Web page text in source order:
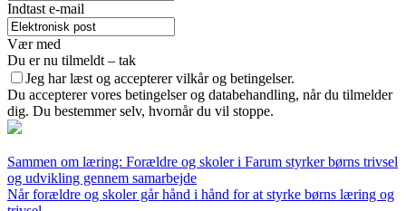
Indtast e-mail
Vær med
Du er nu tilmeldt – tak
Jeg har læst og accepterer vilkår og betingelser.
Du accepterer vores betingelser og databehandling, når du tilmelder
dig. Du bestemmer selv, hvornår du vil stoppe.
Sammen om læring: Forældre og skoler i Farum styrker børns trivsel
og udvikling gennem samarbejde
Når forældre og skoler går hånd i hånd for at styrke børns læring og